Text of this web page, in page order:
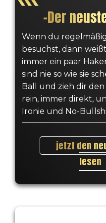
–Der
Wenn du
besuchst, dann
immer ein paar
sind nie so wie sie
Ball und zieh dir
rein, immer direkt,
Ironie und No-
jetzt den
lesen